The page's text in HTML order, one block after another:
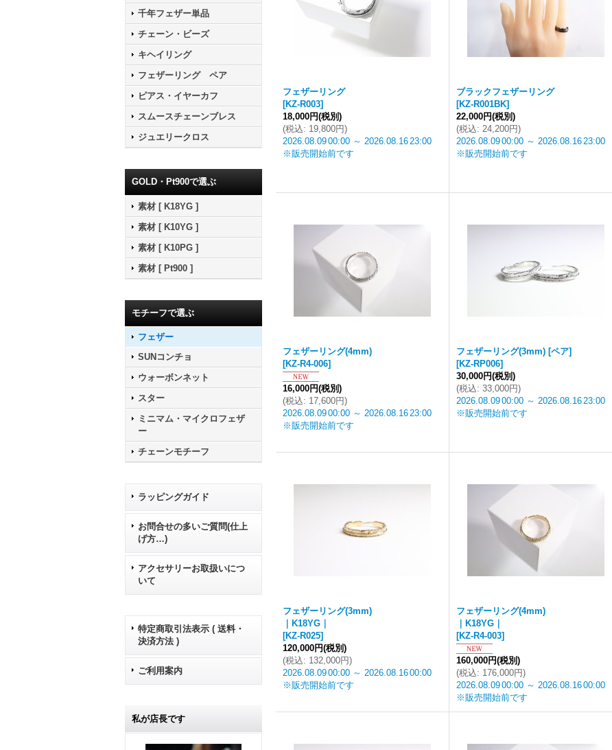
千年フェザー単品
チェーン・ビーズ
キヘイリング
フェザーリング ペア
ピアス・イヤーカフ
スムースチェーンブレス
ジュエリークロス
GOLD・Pt900で選ぶ
素材 [ K18YG ]
素材 [ K10YG ]
素材 [ K10PG ]
素材 [ Pt900 ]
モチーフで選ぶ
フェザー
SUNコンチョ
ウォーボンネット
スター
ミニマム・マイクロフェザ
ー
チェーンモチーフ
ラッピングガイド
お問合せの多いご質問(仕上
げ方…)
アクセサリーお取扱いにつ
いて
特定商取引法表示 ( 送料・
決済方法 )
ご利用案内
私が店長です
フェザーリング
[KZ-R003]
18,000円(税別)
(税込: 19,800円)
2026.08.0900:00 ～ 2026.08.1623:00
※販売開始前です
ブラックフェザーリング
[KZ-R001BK]
22,000円(税別)
(税込: 24,200円)
2026.08.0900:00 ～ 2026.08.1623:00
※販売開始前です
フェザーリング(4mm)
[KZ-R4-006]
16,000円(税別)
(税込: 17,600円)
2026.08.0900:00 ～ 2026.08.1623:00
※販売開始前です
フェザーリング(3mm) [ペア]
[KZ-RP006]
30,000円(税別)
(税込: 33,000円)
2026.08.0900:00 ～ 2026.08.1623:00
※販売開始前です
フェザーリング(3mm)
｜K18YG｜
[KZ-R025]
120,000円(税別)
(税込: 132,000円)
2026.08.0900:00 ～ 2026.08.1600:00
※販売開始前です
フェザーリング(4mm)
｜K18YG｜
[KZ-R4-003]
160,000円(税別)
(税込: 176,000円)
2026.08.0900:00 ～ 2026.08.1600:00
※販売開始前です